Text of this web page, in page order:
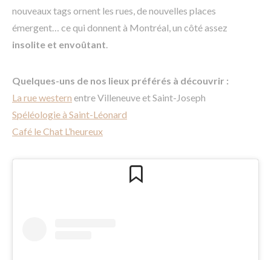
nouveaux tags ornent les rues, de nouvelles places
émergent… ce qui donnent à Montréal, un côté assez
insolite et envoûtant.
Quelques-uns de nos lieux préférés à découvrir :
La rue western entre Villeneuve et Saint-Joseph
Spéléologie à Saint-Léonard
Café le Chat L’heureux